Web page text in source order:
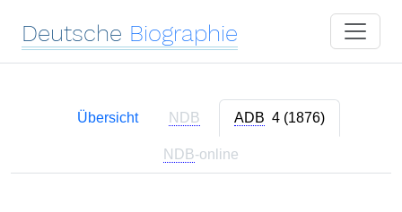
Deutsche Biographie
Übersicht NDB ADB 4 (1876)
NDB-online